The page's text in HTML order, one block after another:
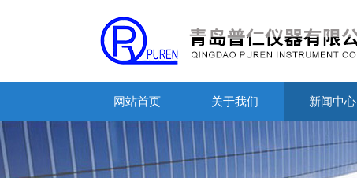
网站首页 关于我们 新闻中心